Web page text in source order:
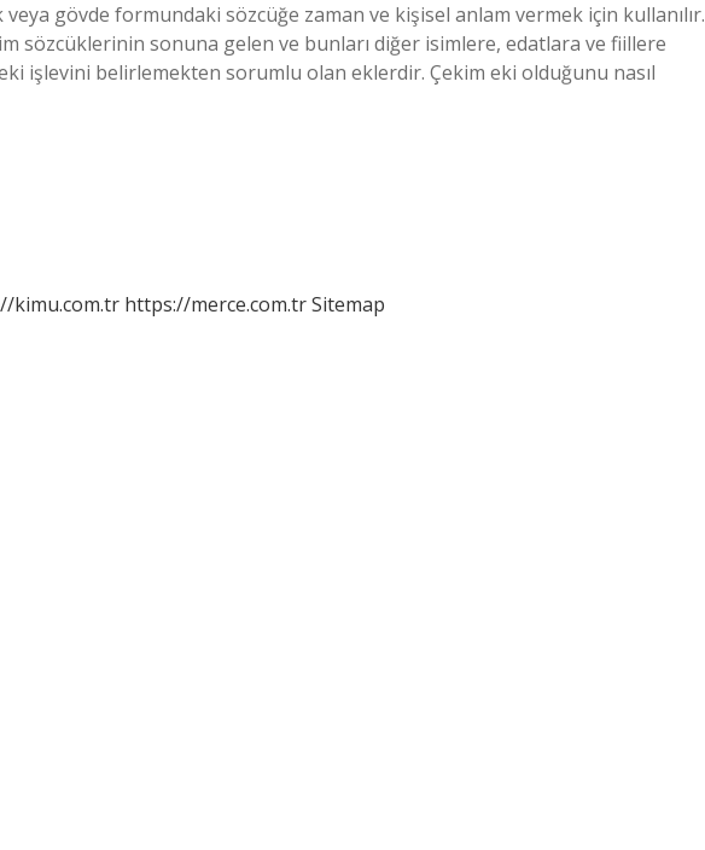
veya gövde formundaki sözcüğe zaman ve kişisel anlam vermek için kullanılır.
sözcüklerinin sonuna gelen ve bunları diğer isimlere, edatlara ve fiillere
işlevini belirlemekten sorumlu olan eklerdir. Çekim eki olduğunu nasıl
kimu.com.tr https://merce.com.trSitemap